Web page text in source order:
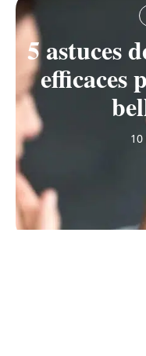
5 astuces
efficaces